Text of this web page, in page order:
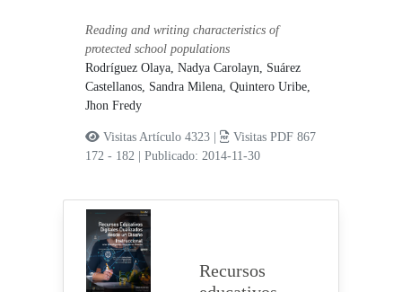
Reading and writing characteristics of
protected school populations
Rodríguez Olaya, Nadya Carolayn, Suárez
Castellanos, Sandra Milena,Quintero Uribe,
Jhon Fredy
Visitas Artículo 4323 |
Visitas PDF 867
172 - 182
|Publicado: 2014-11-30
Recursos